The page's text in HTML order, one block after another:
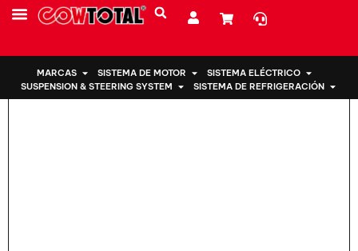
MARCAS SISTEMA DE MOTOR
SISTEMA ELÉCTRICO
SUSPENSION & STEERING SYSTEM
SISTEMA DE REFRIGERACIÓN
Hogar > Soporte de motor 50890-SWA-000 para honda